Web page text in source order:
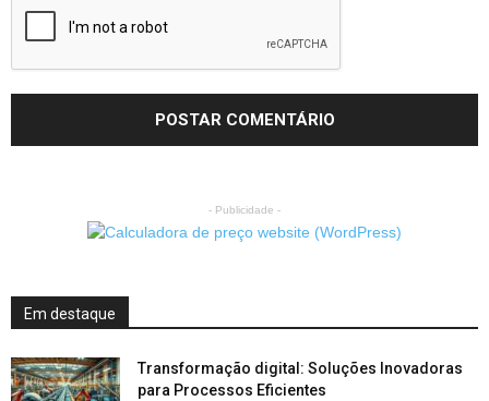
- Publicidade -
Em destaque
Transformação digital: Soluções Inovadoras
para Processos Eficientes